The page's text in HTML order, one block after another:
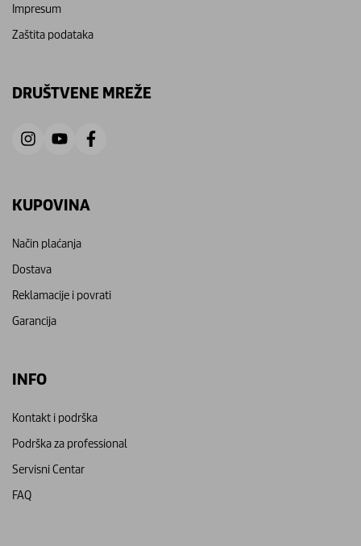
Impresum
Zaštita podataka
DRUŠTVENE MREŽE
KUPOVINA
Način plaćanja
Dostava
Reklamacije i povrati
Garancija
INFO
Kontakt i podrška
Podrška za professional
Servisni Centar
FAQ